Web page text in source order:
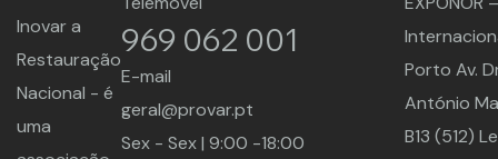
Inovar a
Restauração
Nacional - é
uma
969 062 001
E-mail
geral@provar.pt
Sex - Sex | 9:00 -18:00
Porto Av.
António
B13 (512)